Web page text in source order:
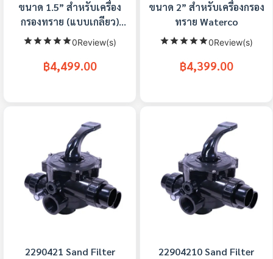
ขนาด 1.5” สําหรับเครื่อง
กรองทราย (แบบเกลียว)
Waterco0Review(s)
฿4,499.00
ขนาด 2” สําหรับเครื่องกรอง
ทราย Waterco
0Review(s)
฿4,399.00
2290421 Sand Filter
22904210 Sand Filter